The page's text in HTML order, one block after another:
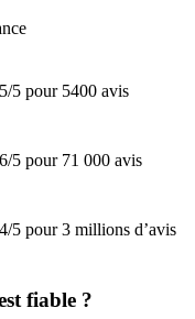
5 pour 5400 avis
5 pour 71 000 avis
5 pour 3 millions d’avis
fiable ?